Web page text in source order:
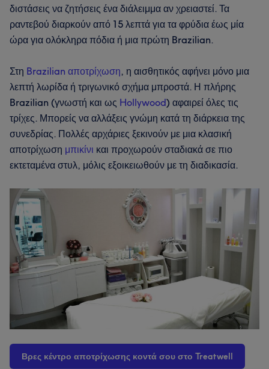
διστάσεις να ζητήσεις ένα διάλειμμα αν χρειαστεί. Τα
ραντεβού διαρκούν από 15 λεπτά για τα φρύδια έως μία
ώρα για ολόκληρα πόδια ή μια πρώτη Brazilian.
Στη Brazilian αποτρίχωση, η αισθητικός αφήνει μόνο μια
λεπτή λωρίδα ή τριγωνικό σχήμα μπροστά. Η πλήρης
Brazilian (γνωστή και ως Hollywood) αφαιρεί όλες τις
τρίχες. Μπορείς να αλλάξεις γνώμη κατά τη διάρκεια της
συνεδρίας. Πολλές αρχάριες ξεκινούν με μια κλασική
αποτρίχωση μπικίνι και προχωρούν σταδιακά σε πιο
εκτεταμένα στυλ, μόλις εξοικειωθούν με τη διαδικασία.
Βρες κέντρο αποτρίχωσης κοντά σου στο Treatwell